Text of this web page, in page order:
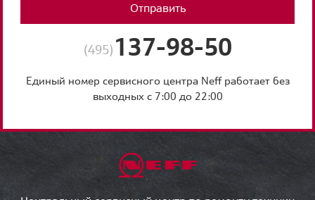
Отправить
(495) 137-98-50
Единый номер сервисного центра Neff работает без
выходных с 7:00 до 22:00